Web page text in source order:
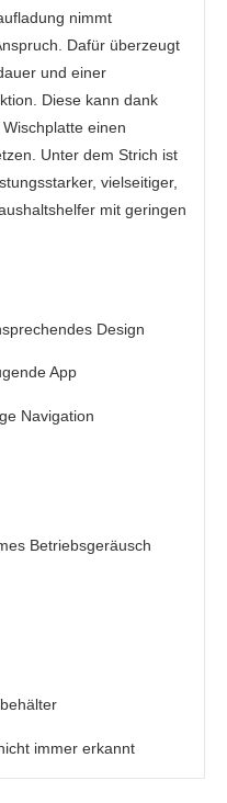
nimmt
Dafür überzeugt
und einer
Diese kann dank
einen
Unter dem Strich ist
vielseitiger,
mit geringen
Design
App
Navigation
Betriebsgeräusch
immer erkannt